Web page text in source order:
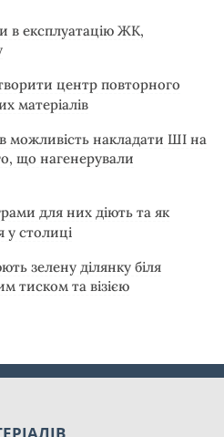
в експлуатацію ЖК,
центр повторного
матеріалів
можливість накладати ШІ на
що нагенерували
для них діють та як
у столиці
зелену ділянку біля
тиском та візією